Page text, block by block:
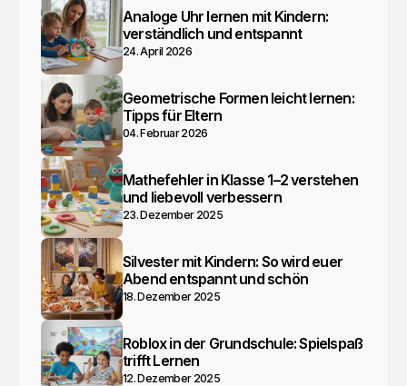
Analoge Uhr lernen mit Kindern:
verständlich und entspannt
24. April 2026
Geometrische Formen leicht lernen:
Tipps für Eltern
04. Februar 2026
Mathefehler in Klasse 1–2 verstehen
und liebevoll verbessern
23. Dezember 2025
Silvester mit Kindern: So wird euer
Abend entspannt und schön
18. Dezember 2025
Roblox in der Grundschule: Spielspaß
trifft Lernen
12. Dezember 2025